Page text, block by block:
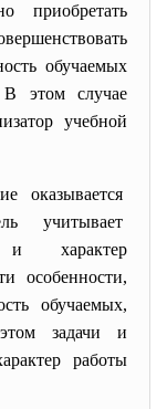
приобретать
обучаемых
В этом случае
учебной
оказывается
учитывает
и характер
особенности,
обучаемых,
задачи и
работы